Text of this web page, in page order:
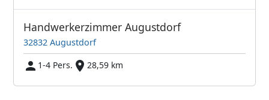
Handwerkerzimmer Augustdorf
32832 Augustdorf
1-4 Pers.
28,59 km